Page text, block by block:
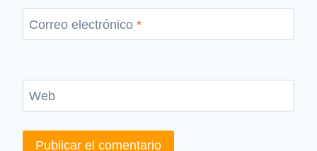
Correo electrónico *
Web